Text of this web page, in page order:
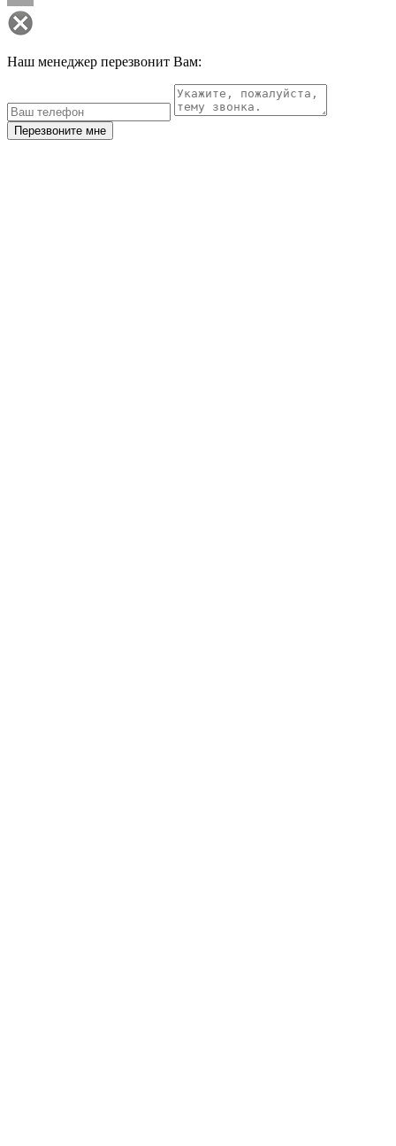
Наш менеджер перезвонит Вам:
Перезвоните мне